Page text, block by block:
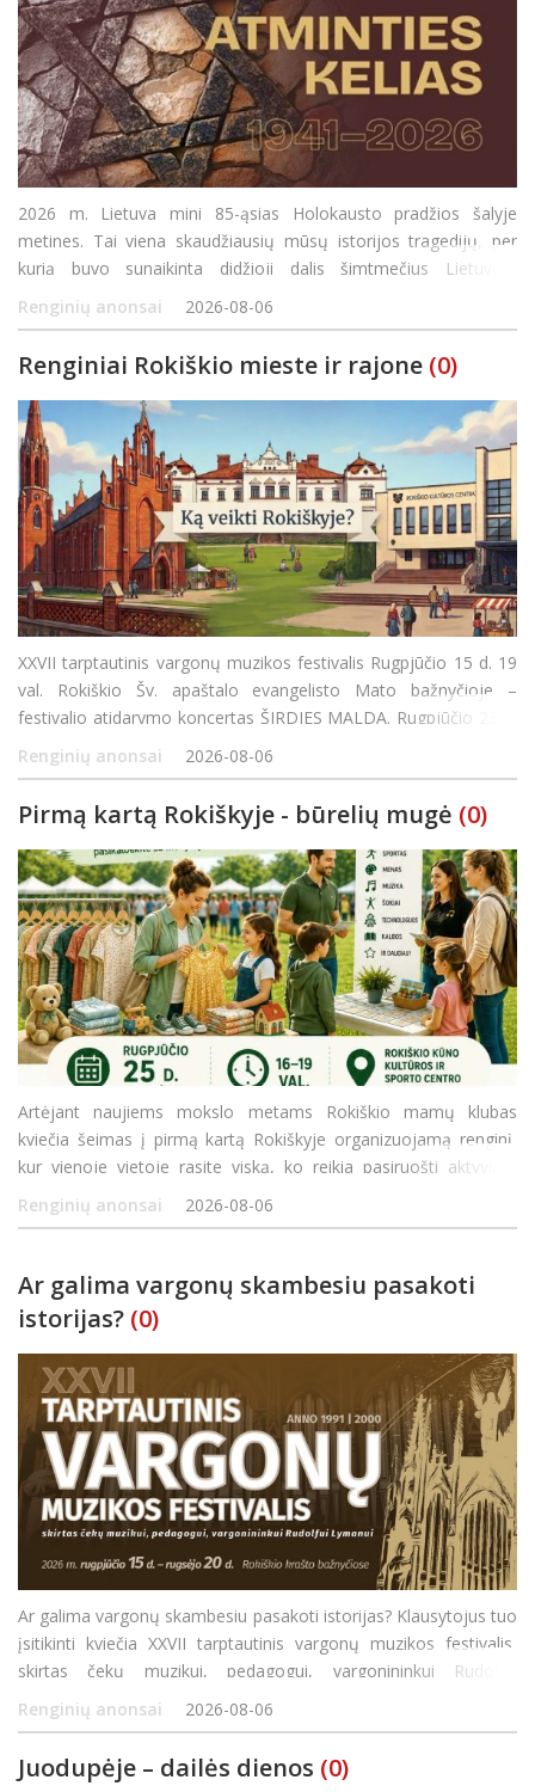
2026 m. Lietuva mini 85-ąsias Holokausto pradžios šalyje
metines. Tai viena skaudžiausių mūsų istorijos tragedijų, per
kurią buvo sunaikinta didžioji dalis šimtmečius Lietuvoje
gyvenusių žydų bendruomenių. Skirtingai nei daugelyje Europos
šalių, Lietuvoje Holokaustas vyko čia p
Renginių anonsai 2026-08-06
Renginiai Rokiškio mieste ir rajone (0)
XXVII tarptautinis vargonų muzikos festivalis Rugpjūčio 15 d. 19
val. Rokiškio Šv. apaštalo evangelisto Mato bažnyčioje –
festivalio atidarymo koncertas ŠIRDIES MALDA. Rugpjūčio 23 d.
12 val. Žiobiškio Šv. arkangelo Mykolo bažnyčioje – koncerta
Renginių anonsai 2026-08-06
Pirmą kartą Rokiškyje - būrelių mugė (0)
Artėjant naujiems mokslo metams Rokiškio mamų klubas
kviečia šeimas į pirmą kartą Rokiškyje organizuojamą renginį,
kur vienoje vietoje rasite viską, ko reikia pasiruošti aktyviam
rudeniui! Rugpjūčio 25 d. (antradienį) 16.00–19.00 val. Rokiškio
kūno kultū
Renginių anonsai 2026-08-06
Ar galima vargonų skambesiu pasakoti
istorijas? (0)
Ar galima vargonų skambesiu pasakoti istorijas? Klausytojus tuo
įsitikinti kviečia XXVII tarptautinis vargonų muzikos festivalis,
skirtas čekų muzikui, pedagogui, vargonininkui Rudolfui
Lymanui. Šiemet Rokiškio rajono bažnyčiose 27-ąjį kartą susitiks
profesionalūs atlikėjai, jauno
Renginių anonsai 2026-08-06
Juodupėje – dailės dienos (0)